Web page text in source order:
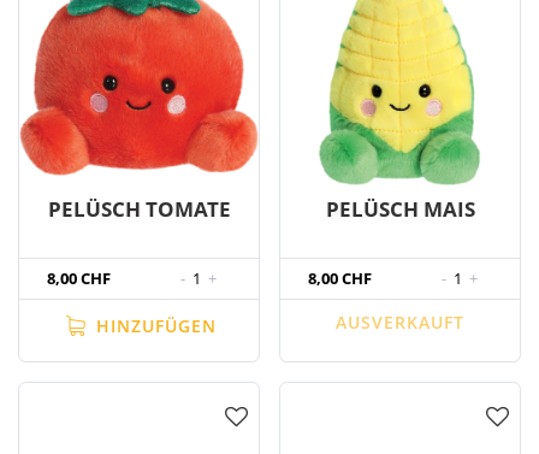
PELÜSCH TOMATE
8,00 CHF - 1 +
HINZUFÜGEN
PELÜSCH MAIS
8,00 CHF - 1 +
AUSVERKAUFT